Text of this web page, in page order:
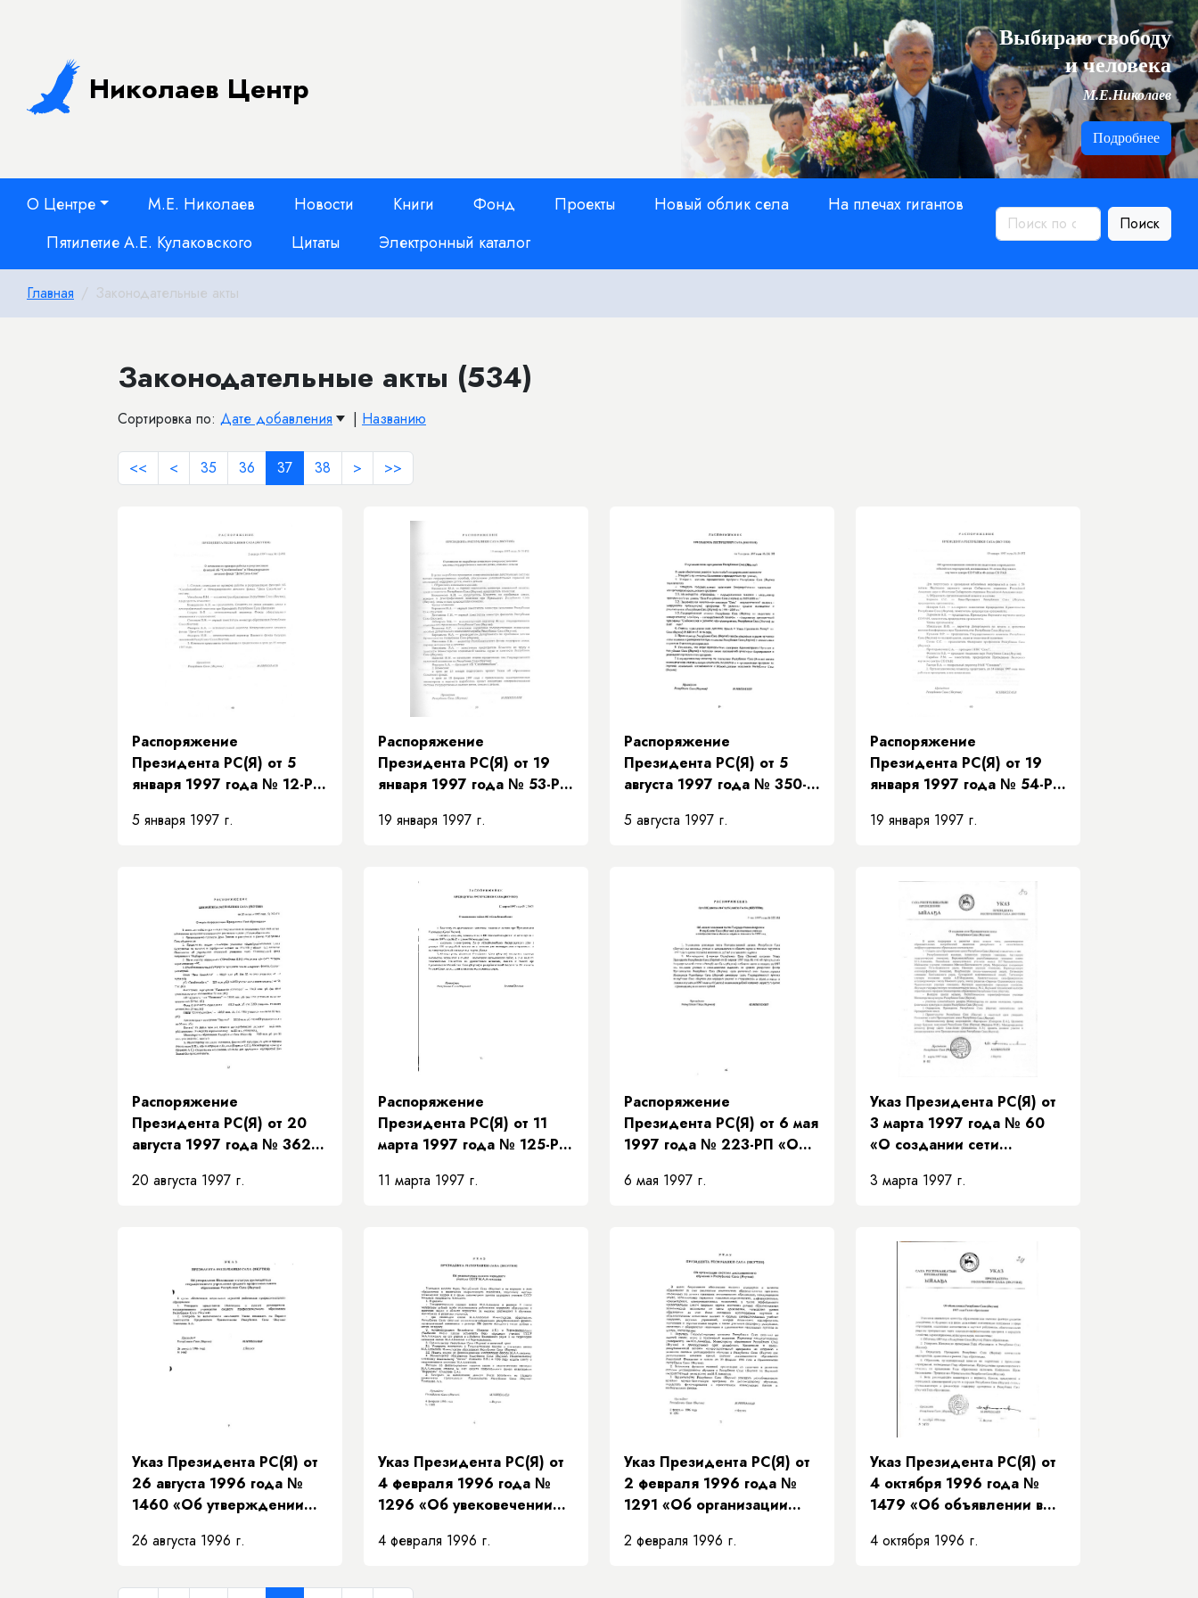
Николаев Центр
Выбираю свободу
и человека
М.Е.Николаев
Подробнее
О Центре М.Е. Николаев Новости Книги Фонд Проекты Новый облик села
На плечах гигантов
Пятилетие А.Е. Кулаковского
Цитаты Электронный каталог
Поиск
Главная Законодательные акты
Законодательные акты (534)
Сортировка по: Дате добавления | Названию
<< < 35 36 37 38 > >>
Распоряжение
Президента РС(Я) от 5
января 1997 года № 12-РП
работы и реорганизации
детского фонда "Дети
Саха-Азия"»
5 января 1997 г.
Распоряжение
Президента РС(Я) от 19
января 1997 года № 53-РП
концепции
выплат детям, семьям с
19 января 1997 г.
Распоряжение
Президента РС(Я) от 5
августа 1997 года № 350-
программах Республики
5 августа 1997 г.
Распоряжение
Президента РС(Я) от 19
января 1997 года № 54-РП
комитете по подготовки и
посвященных 50-летию
Якутского научного центра
СО РАН и 40-летию СО
19 января 1997 г.
Распоряжение
Президента РС(Я) от 20
августа 1997 года № 362-
реализации Программы
20 августа 1997 г.
Распоряжение
Президента РС(Я) от 11
марта 1997 года № 125-РП
"Сахабилиибанк"»
11 марта 1997 г.
Распоряжение
Президента РС(Я) от 6 мая
1997 года № 223-РП «Об
Государственной премии
специалистов в области
науки и техники за 1997
6 мая 1997 г.
Указ Президента РС(Я) от
3 марта 1997 года № 60
«О создании сети
Республики Саха (Якутия)»
3 марта 1997 г.
Указ Президента РС(Я) от
26 августа 1996 года №
1460 «Об утверждении
руководителя
учреждения среднего
26 августа 1996 г.
Указ Президента РС(Я) от
4 февраля 1996 года №
1296 «Об увековечении
СССР М.А. Алексеева»
4 февраля 1996 г.
Указ Президента РС(Я) от
2 февраля 1996 года №
1291 «Об организации
обучения в Республике
2 февраля 1996 г.
Указ Президента РС(Я) от
4 октября 1996 года №
1479 «Об объявлении в
1997 года Годом
4 октября 1996 г.